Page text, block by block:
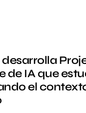
de IA que
el